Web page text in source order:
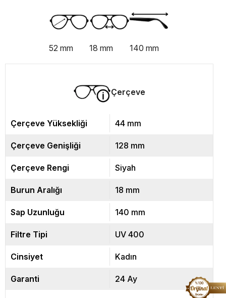
52 mm 18 mm 140 mm
Çerçeve
Çerçeve Yüksekliği 44 mm
Çerçeve Genişliği 128 mm
Çerçeve Rengi Siyah
Burun Aralığı 18 mm
Sap Uzunluğu 140 mm
Filtre Tipi UV 400
Cinsiyet Kadın
Garanti 24 Ay